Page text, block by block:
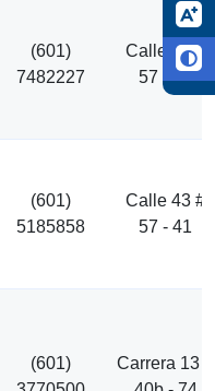
(601)
7482227
Calle 43 #
57 - 41
(601)
5185858
Calle 43 #
57 - 41
(601)
Carrera 13 #